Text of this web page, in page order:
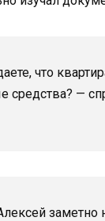
что
средства? —
заметно